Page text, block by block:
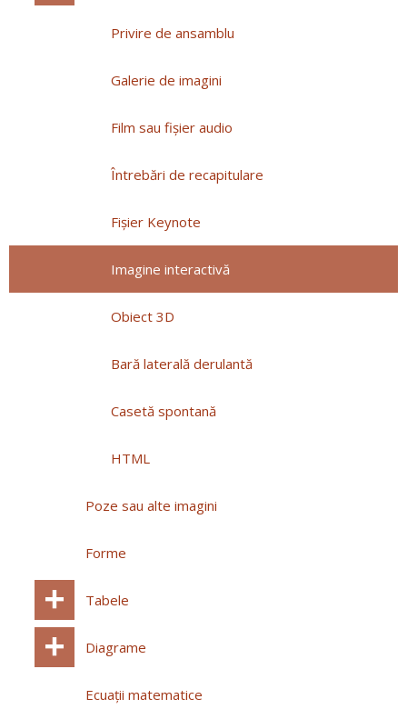
Privire de ansamblu
Galerie de imagini
Film sau fișier audio
Întrebări de recapitulare
Fișier Keynote
Imagine interactivă
Obiect 3D
Bară laterală derulantă
Casetă spontană
HTML
Poze sau alte imagini
Forme
Tabele
Diagrame
Ecuații matematice